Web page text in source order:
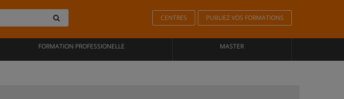
CENTRES PUBLIEZ VOS FORMATIONS
FORMATION PROFESSIONELLE MASTER